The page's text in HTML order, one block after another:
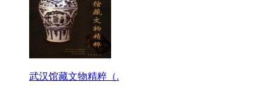
武汉馆藏文物精粹（.